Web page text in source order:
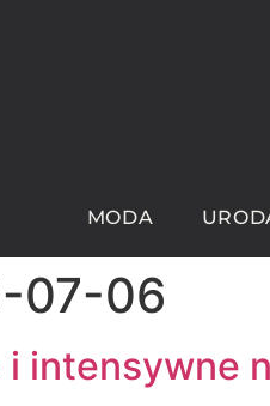
MODA
07-06
intensywne